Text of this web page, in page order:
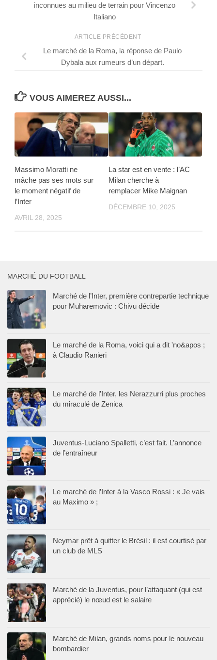
inconnues au milieu de terrain pour Vincenzo
Italiano
ARTICLE PRÉCÉDENT
Le marché de la Roma, la réponse de Paulo
Dybala aux rumeurs d’un départ.
VOUS AIMEREZ AUSSI...
Massimo Moratti ne
mâche pas ses mots sur
le moment négatif de
l’Inter
AVRIL 28, 2025
La star est en vente : l’AC
Milan cherche à
remplacer Mike Maignan
DÉCEMBRE 10, 2025
MARCHÉ DU FOOTBALL
Marché de l’Inter, première contrepartie technique
pour Muharemovic : Chivu décide
Le marché de la Roma, voici qui a dit 'no&apos ;
à Claudio Ranieri
Le marché de l’Inter, les Nerazzurri plus proches
du miraculé de Zenica
Juventus-Luciano Spalletti, c’est fait. L’annonce
de l’entraîneur
Le marché de l’Inter à la Vasco Rossi : « Je vais
au Maximo » ;
Neymar prêt à quitter le Brésil : il est courtisé par
un club de MLS
Marché de la Juventus, pour l’attaquant (qui est
apprécié) le nœud est le salaire
Marché de Milan, grands noms pour le nouveau
bombardier